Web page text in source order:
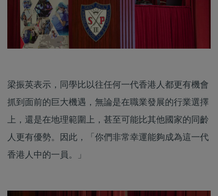
梁振英表示，同學比以往任何一代香港人都更有機會
抓到面前的巨大機遇，無論是在職業發展的行業選擇
上，還是在地理範圍上，甚至可能比其他國家的同齡
人更有優勢。因此，「你們非常幸運能夠成為這一代
香港人中的一員。」